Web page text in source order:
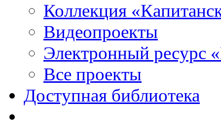
Коллекция
Видеопроекты
Электронный ресурс
Все проекты
Доступная библиотека